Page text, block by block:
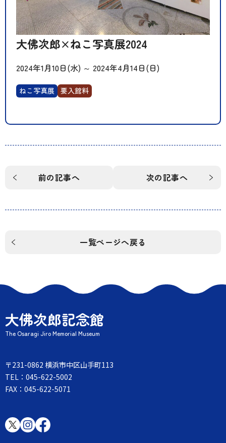
大佛次郎×ねこ写真展2024
2024年1月10日(水) ～ 2024年4月14日(日)
ねこ写真展 要入館料
前の記事へ 次の記事へ
一覧ページへ戻る
大佛次郎記念館
The Osaragi Jiro Memorial Museum
〒231-0862 横浜市中区山手町113
TEL：045-622-5002
FAX：045-622-5071